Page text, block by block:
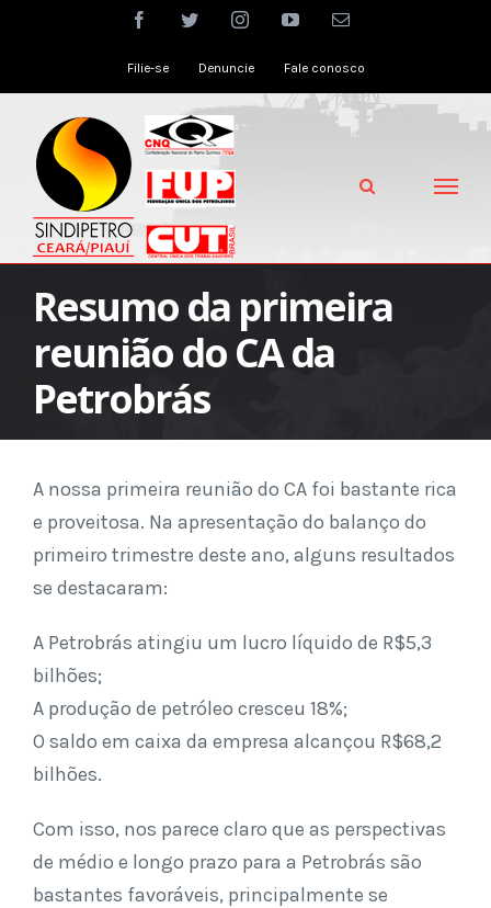
facebooktwitter instagramyoutubeEmail
Filie-se Denuncie Fale conosco
Resumo da primeira
reunião do CA da
Petrobrás
A nossa primeira reunião do CA foi bastante rica
e proveitosa. Na apresentação do balanço do
primeiro trimestre deste ano, alguns resultados
se destacaram:
A Petrobrás atingiu um lucro líquido de R$5,3
bilhões;
A produção de petróleo cresceu 18%;
O saldo em caixa da empresa alcançou R$68,2
bilhões.
Com isso, nos parece claro que as perspectivas
de médio e longo prazo para a Petrobrás são
bastantes favoráveis, principalmente se